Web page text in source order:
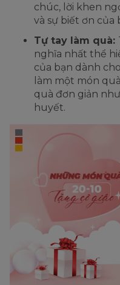
chúc, lời khen
và sự biết ơn của
Tự tay làm quà:
nghĩa nhất thể
của bạn dành
làm một món
quà đơn giản
huyết.